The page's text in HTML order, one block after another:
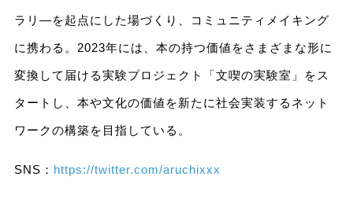
ラリ―を起点にした場づくり、コミュニティメイキング
に携わる。2023年には、本の持つ価値をさまざまな形に
変換して届ける実験プロジェクト「文喫の実験室」をス
タートし、本や文化の価値を新たに社会実装するネット
ワークの構築を目指している。
SNS： https://twitter.com/aruchixxx